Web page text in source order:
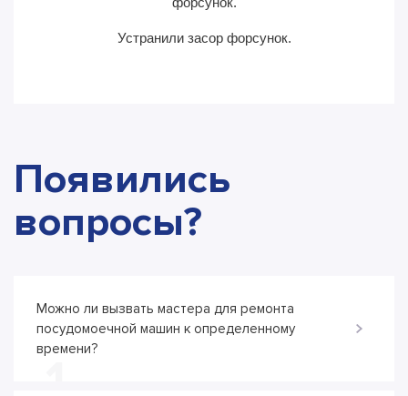
Устранили засор форсунок.
Появились
вопросы?
Можно ли вызвать мастера для ремонта
посудомоечной машин к определенному
времени?